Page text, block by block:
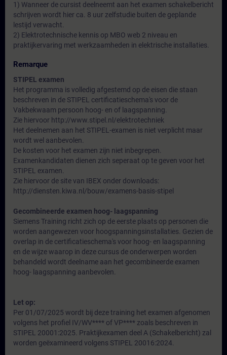
1) Wanneer de cursist deelneemt aan het examen schakelbericht
schrijven wordt hier ca. 8 uur zelfstudie buiten de geplande
lestijd verwacht.
2) Elektrotechnische kennis op MBO web 2 niveau en
praktijkervaring met werkzaamheden in elektrische installaties.
Remarque
STIPEL examen
Het programma is volledig afgestemd op de eisen die staan
beschreven in de STIPEL certificatieschema's voor de
Vakbekwaam persoon hoog- en of laagspanning.
Zie hiervoor http://www.stipel.nl/elektrotechniek
Het deelnemen aan het STIPEL-examen is niet verplicht maar
wordt wel aanbevolen.
De kosten voor het examen zijn niet inbegrepen.
Examenkandidaten dienen zich seperaat op te geven voor het
STIPEL examen.
Zie hiervoor de site van IBEX onder downloads:
http://diensten.kiwa.nl/bouw/examens-basis-stipel
Gecombineerde examen hoog- laagspanning
Siemens Training richt zich op de eerste plaats op personen die
worden aangewezen voor hoogspanningsinstallaties. Gezien de
overlap in de certificatieschema's voor hoog- en laagspanning
en de wijze waarop in deze cursus de onderwerpen worden
behandeld wordt deelname aan het gecombineerde examen
hoog- laagspanning aanbevolen.
Let op:
Per 01/07/2025 wordt bij deze training het examen afgenomen
volgens het profiel IV/WV**** of VP**** zoals beschreven in
STIPEL 20001:2025. Praktijkexamen deel A (Schakelbericht) zal
worden geëxamineerd volgens STIPEL 20016:2024.